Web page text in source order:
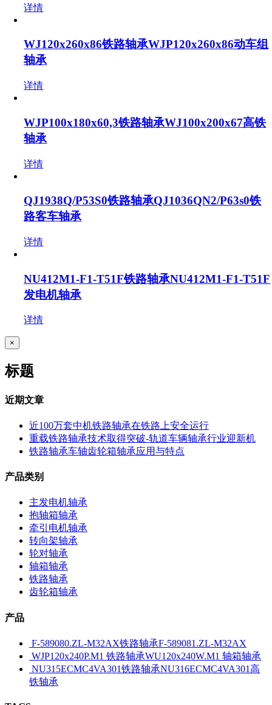
详情
WJ120x260x86铁路轴承WJP120x260x86动车组
轴承
详情
WJP100x180x60,3铁路轴承WJ100x200x67高铁
轴承
详情
QJ1938Q/P53S0铁路轴承QJ1036QN2/P63s0铁
路客车轴承
详情
NU412M1-F1-T51F铁路轴承NU412M1-F1-T51F
发电机轴承
详情
关
产
品
速
×
标题
近期文章
近100万套中机铁路轴承在铁路上安全运行
重载铁路轴承技术取得突破-轨道车辆轴承行业迎新机
铁路轴承车轴齿轮箱轴承应用与特点
产品类别
主发电机轴承
抱轴箱轴承
牵引电机轴承
转向架轴承
轮对轴承
轴箱轴承
铁路轴承
齿轮箱轴承
产品
F-589080.ZL-M32AX铁路轴承F-589081.ZL-M32AX
WJP120x240P.M1 铁路轴承WU120x240W.M1 轴箱轴承
NU315ECMC4VA301铁路轴承NU316ECMC4VA301高
铁轴承